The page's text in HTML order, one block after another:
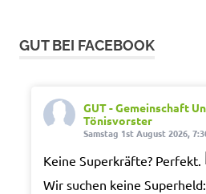
GUT BEI FACEBOOK
GUT - Gemeinschaft
Tönisvorster
Samstag 1st August 2026,
Keine Superkräfte? Perfekt.
Wir suchen keine